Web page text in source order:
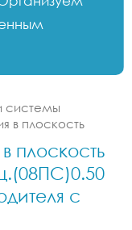
системы
в плоскость
плоскость
с